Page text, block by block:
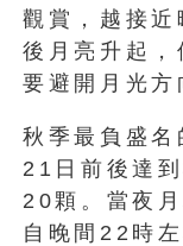
觀賞，越接
後月亮升起，
要避開月光方
秋季最負盛名
21日前後達
20顆。當夜
自晚間22時